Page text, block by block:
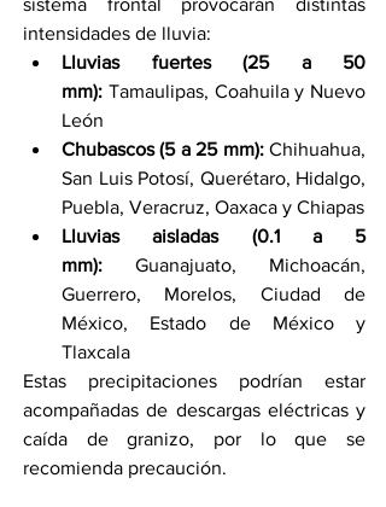
sistema frontal provocarán distintas
intensidades de lluvia:
Lluvias fuertes (25 a 50
mm): Tamaulipas, Coahuila y Nuevo
León
Chubascos (5 a 25 mm): Chihuahua,
San Luis Potosí, Querétaro, Hidalgo,
Puebla, Veracruz, Oaxaca y Chiapas
Lluvias aisladas (0.1 a 5
mm): Guanajuato, Michoacán,
Guerrero, Morelos, Ciudad de
México, Estado de México y
Tlaxcala
Estas precipitaciones podrían estar
acompañadas de descargas eléctricas y
caída de granizo, por lo que se
recomienda precaución.